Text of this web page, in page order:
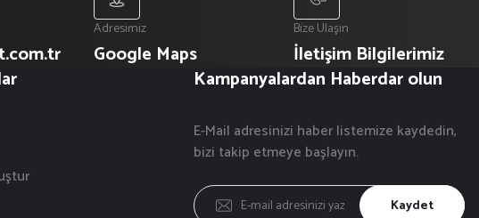
Adresimiz
Google Maps
Bize Ulaşın
İletişim Bilgilerimiz
Kampanyalardan Haberdar olun
E-Mail adresinizi haber listemize kaydedin,
bizi takip etmeye başlayın.
Kaydet